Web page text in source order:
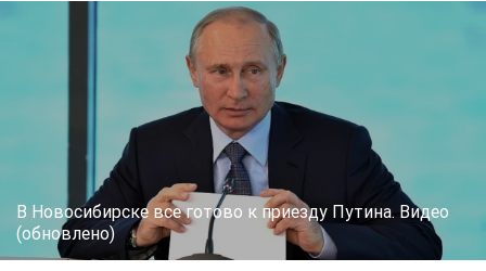
В Новосибирске все готово к приезду Путина. Видео
(обновлено)